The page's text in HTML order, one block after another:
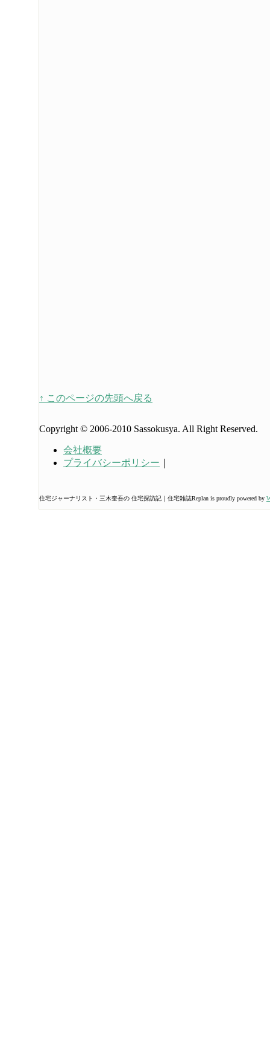
↑ このページの先頭へ戻る
Copyright © 2006-2010 Sassokusya. All Right Reserved.
会社概要
プライバシーポリシー
住宅ジャーナリスト・三木奎吾の 住宅探訪記｜住宅雑誌Replan is proudly powered by